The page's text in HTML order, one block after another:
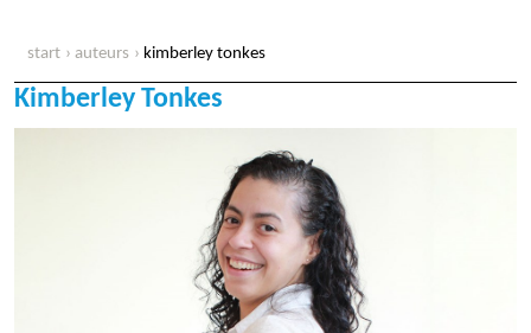
start auteurs kimberley tonkes
Kimberley Tonkes